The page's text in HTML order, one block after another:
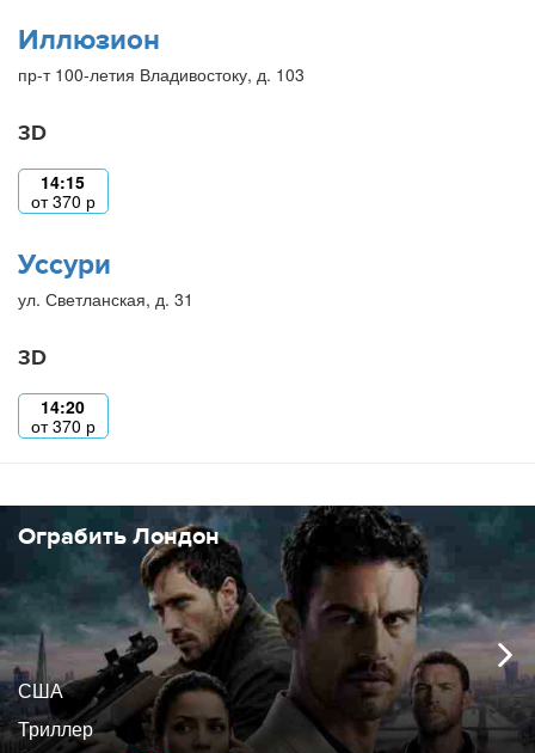
Иллюзион
пр-т 100-летия Владивостоку, д. 103
3D
14:15
от370 р
Уссури
ул. Светланская, д. 31
3D
14:20
от370 р
Ограбить Лондон
США
Триллер